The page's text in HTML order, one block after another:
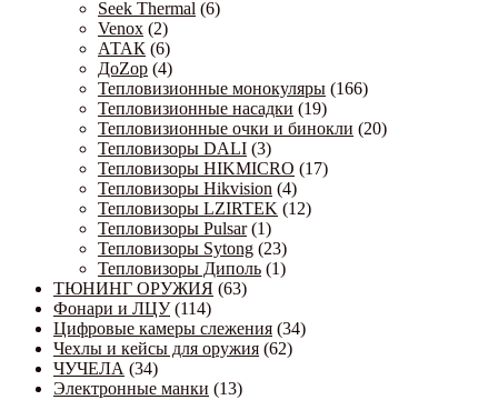
Seek Thermal (6)
Venox (2)
АТАК (6)
ДоZор (4)
Тепловизионные монокуляры (166)
Тепловизионные насадки (19)
Тепловизионные очки и бинокли (20)
Тепловизоры DALI (3)
Тепловизоры HIKMICRO (17)
Тепловизоры Hikvision (4)
Тепловизоры LZIRTEK (12)
Тепловизоры Pulsar (1)
Тепловизоры Sytong (23)
Тепловизоры Диполь (1)
ТЮНИНГ ОРУЖИЯ (63)
Фонари и ЛЦУ (114)
Цифровые камеры слежения (34)
Чехлы и кейсы для оружия (62)
ЧУЧЕЛА (34)
Электронные манки (13)